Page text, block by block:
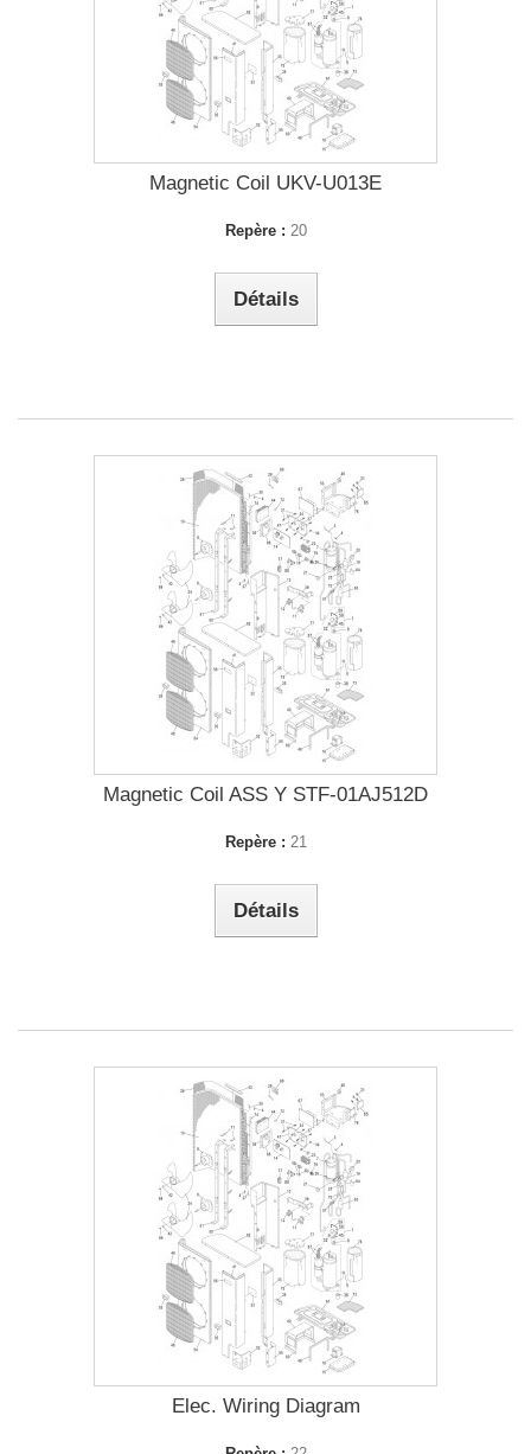
Magnetic Coil UKV-U013E
Repère : 20
Détails
Magnetic Coil ASS Y STF-01AJ512D
Repère : 21
Détails
Elec. Wiring Diagram